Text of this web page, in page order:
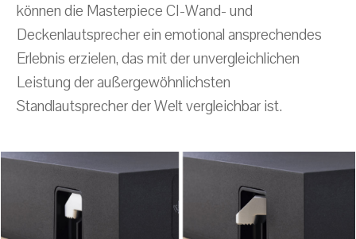
können die Masterpiece CI-Wand- und
Deckenlautsprecher ein emotional ansprechendes
Erlebnis erzielen, das mit der unvergleichlichen
Leistung der außergewöhnlichsten
Standlautsprecher der Welt vergleichbar ist.